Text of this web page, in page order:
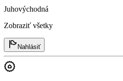
Juhovýchodná
Zobraziť všetky
Nahlásiť